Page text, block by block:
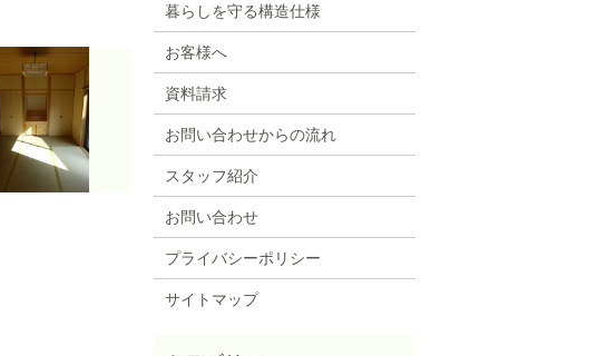
暮らしを守る構造仕様
お客様へ
資料請求
お問い合わせからの流れ
スタッフ紹介
お問い合わせ
プライバシーポリシー
サイトマップ